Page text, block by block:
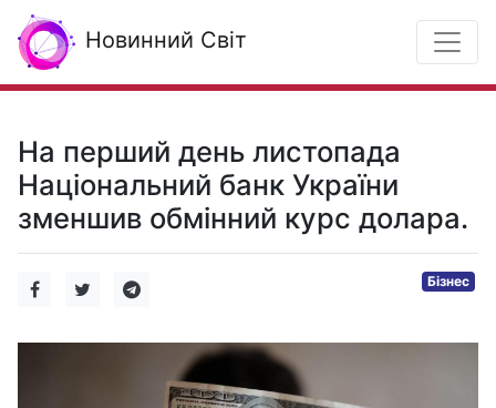
Новинний Світ
На перший день листопада
Національний банк України
зменшив обмінний курс долара.
Бізнес